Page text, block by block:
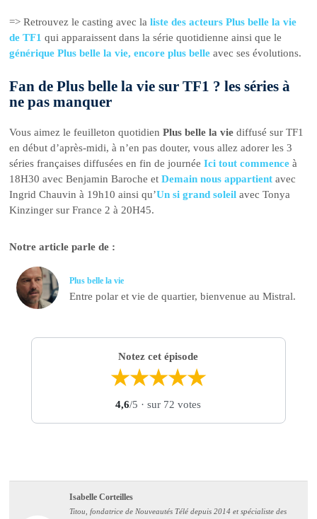
=> Retrouvez le casting avec laliste des acteurs Plus belle la vie
de TF1 qui apparaissent dans la série quotidienne ainsi que le
générique Plus belle la vie, encore plus belle avec ses évolutions.
Fan de Plus belle la vie sur TF1 ? les séries à
ne pas manquer
Vous aimez le feuilleton quotidienPlus belle la vie diffusé sur TF1
en début d’après-midi, à n’en pas douter, vous allez adorer les 3
séries françaises diffusées en fin de journéeIci tout commence à
18H30 avec Benjamin Baroche etDemain nous appartient avec
Ingrid Chauvin à 19h10 ainsi qu’Un si grand soleil avec Tonya
Kinzinger sur France 2 à 20H45.
Notre article parle de :
Plus belle la vie
Entre polar et vie de quartier, bienvenue au Mistral.
Notez cet épisode
★★★★★
4,6/5 · sur 72 votes
Isabelle Corteilles
Titou, fondatrice de Nouveautés Télé depuis 2014 et spécialiste des